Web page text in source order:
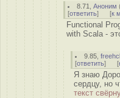
8.71 ,Аноним
[ответить] [к
Functional
with Scala -
9.85 ,
[ответить] [
Я знаю
сердцу, но
текст